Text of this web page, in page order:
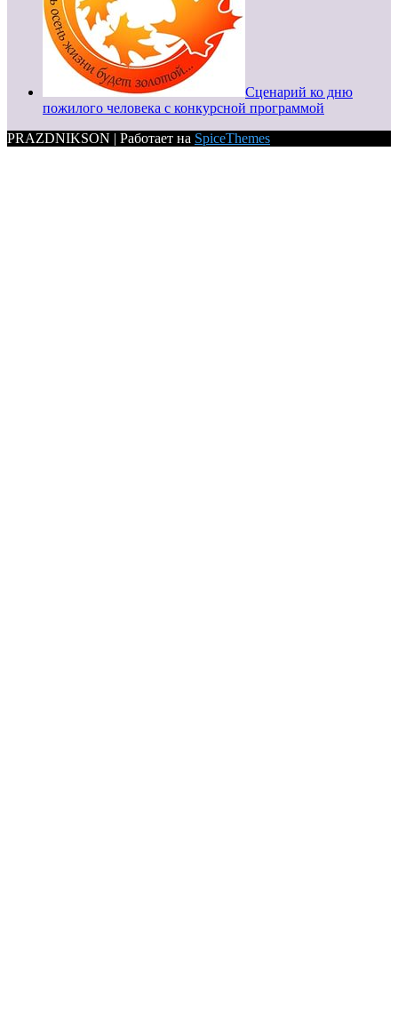
Сценарий ко дню
пожилого человека с конкурсной программой
PRAZDNIKSON | Работает на SpiceThemes